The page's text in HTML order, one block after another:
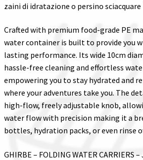
zaini di idratazione o persino
Crafted with premium food-grade PE
water container is built to provide you
lasting performance. Its wide 10cm
hassle-free cleaning and effortless
empowering you to stay hydrated and
where your adventures take you. The
high-flow, freely adjustable knob,
water flow with precision making it a
bottles, hydration packs, or even rinse
GHIRBE – FOLDING WATER CARRIERS –